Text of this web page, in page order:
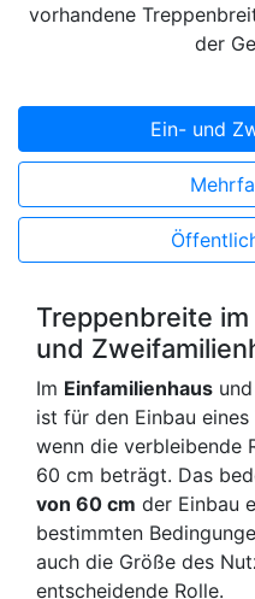
vorhandene
der
Ein- und
Treppenbreite
und
Im Einfamilienhaus
ist für den Einbau
wenn die verbleibende
60 cm beträgt. Das
von 60 cm der Einbau
bestimmten
auch die Größe des
entscheidende Rolle.